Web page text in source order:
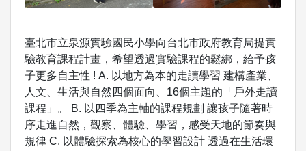
臺北市立泉源實驗國民小學向台北市政府教育局提實
驗教育課程計畫，希望透過實驗課程的鬆綁，給予孩
子更多自主性 ! A. 以地方為本的走讀學習 建構產業、
人文、生活與自然四個面向、16個主題的「戶外走讀
課程」。 B. 以四季為主軸的課程規劃 讓孩子隨著時
序走進自然，觀察、體驗、學習，感受天地的節奏與
規律 C. 以體驗探索為核心的學習設計 透過在生活環